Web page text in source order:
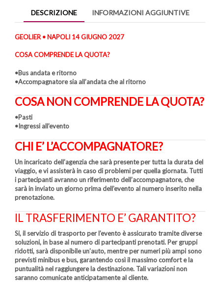
DESCRIZIONE INFORMAZIONI AGGIUNTIVE
GEOLIER • NAPOLI 14 GIUGNO 2027
COSA COMPRENDE LA QUOTA?
•Bus andata e ritorno
•Accompagnatore sia all’andata che al ritorno
COSA NON COMPRENDE LA QUOTA?
•Pasti
•Ingressi all’evento
CHI E’ L’ACCOMPAGNATORE?
Un incaricato dell’agenzia che sarà presente per tutta la durata del
viaggio, e vi assisterà in caso di problemi per quella giornata. Tutti
i partecipanti avranno un riferimento dell’accompagnatore, che
sarà in inviato un giorno prima dell’evento al numero inserito nella
prenotazione.
IL TRASFERIMENTO E’ GARANTITO?
Si, il servizio di trasporto per l’evento è assicurato tramite diverse
soluzioni, in base al numero di partecipanti prenotati. Per gruppi
ridotti, sarà disponibile un’auto, mentre per numeri più ampi sono
previsti minibus e bus, garantendo così il massimo comfort e la
puntualità nel raggiungere la destinazione. Tali variazioni non
saranno comunicate anticipatamente al cliente.